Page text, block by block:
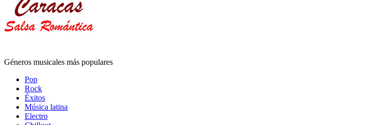
Géneros musicales más populares
Pop
Rock
Éxitos
Música latina
Electro